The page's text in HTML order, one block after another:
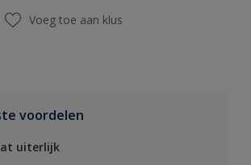
Voeg toe aan klus
voordelen
uiterlijk